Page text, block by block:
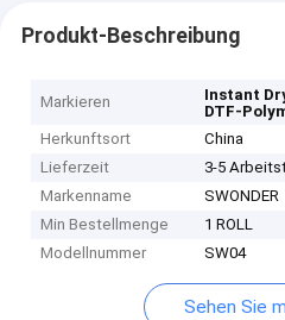
Produkt-Beschreibung
Markieren Instant
DTF-
Herkunftsort
China
Lieferzeit
3-5
Markenname
SWONDER
Min Bestellmenge
1 ROLL
Modellnummer
SW04
Sehen Sie